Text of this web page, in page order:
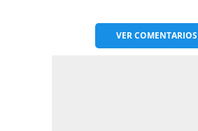
VERCOMENTARIOS